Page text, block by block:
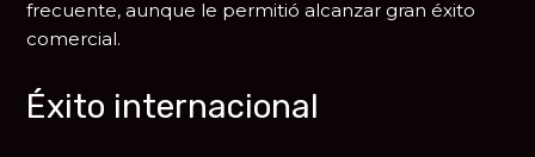
frecuente, aunque le permitió alcanzar gran éxito
comercial.
Éxito internacional